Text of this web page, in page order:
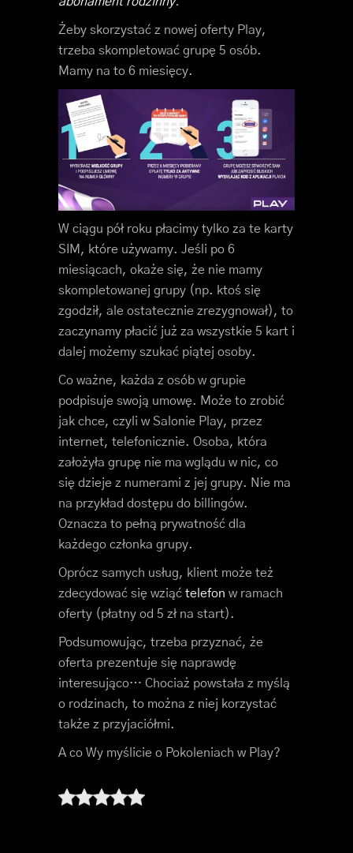
Żeby skorzystać z nowej oferty Play,
trzeba skompletować grupę 5 osób.
Mamy na to 6 miesięcy.
W ciągu pół roku płacimy tylko za te karty
SIM, które używamy. Jeśli po 6
miesiącach, okaże się, że nie mamy
skompletowanej grupy (np. ktoś się
zgodził, ale ostatecznie zrezygnował), to
zaczynamy płacić już za wszystkie 5 kart i
dalej możemy szukać piątej osoby.
Co ważne, każda z osób w grupie
podpisuje swoją umowę. Może to zrobić
jak chce, czyli w Salonie Play, przez
internet, telefonicznie. Osoba, która
założyła grupę nie ma wglądu w nic, co
się dzieje z numerami z jej grupy. Nie ma
na przykład dostępu do billingów.
Oznacza to pełną prywatność dla
każdego członka grupy.
Oprócz samych usług, klient może też
zdecydować się wziąć telefon w ramach
oferty (płatny od 5 zł na start).
Podsumowując, trzeba przyznać, że
oferta prezentuje się naprawdę
interesująco… Chociaż powstała z myślą
o rodzinach, to można z niej korzystać
także z przyjaciółmi.
A co Wy myślicie o Pokoleniach w Play?